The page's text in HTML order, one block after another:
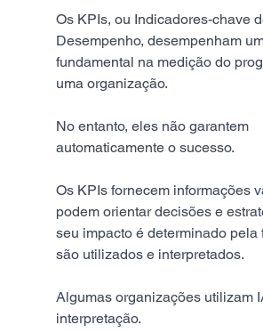
Os KPIs, ou Indicadores-chave
Desempenho, desempenham
fundamental na medição do
uma organização.
No entanto, eles não garantem
automaticamente o sucesso.
Os KPIs fornecem informações
podem orientar decisões e
seu impacto é determinado pela
são utilizados e interpretados.
Algumas organizações utilizam
interpretação.